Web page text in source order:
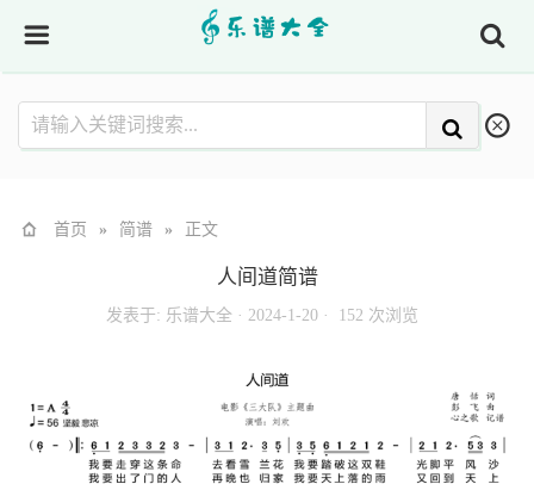
首页 » 简谱 » 正文
人间道简谱
发表于: 乐谱大全 · 2024-1-20 · 152 次浏览